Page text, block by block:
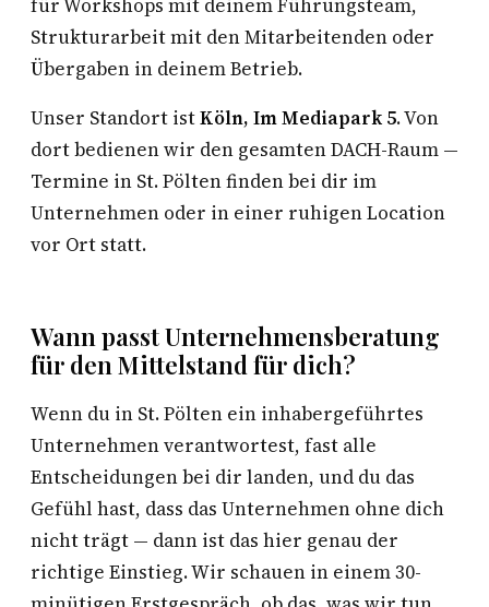
für Workshops mit deinem Führungsteam,
Strukturarbeit mit den Mitarbeitenden oder
Übergaben in deinem Betrieb.
Unser Standort istKöln, Im Mediapark 5. Von
dort bedienen wir den gesamten DACH-Raum —
Termine in St. Pölten finden bei dir im
Unternehmen oder in einer ruhigen Location
vor Ort statt.
Wann passt Unternehmensberatung
für den Mittelstand für dich?
Wenn du in St. Pölten ein inhabergeführtes
Unternehmen verantwortest, fast alle
Entscheidungen bei dir landen, und du das
Gefühl hast, dass das Unternehmen ohne dich
nicht trägt — dann ist das hier genau der
richtige Einstieg. Wir schauen in einem 30-